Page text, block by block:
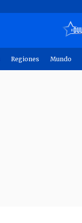
Regiones Mundo